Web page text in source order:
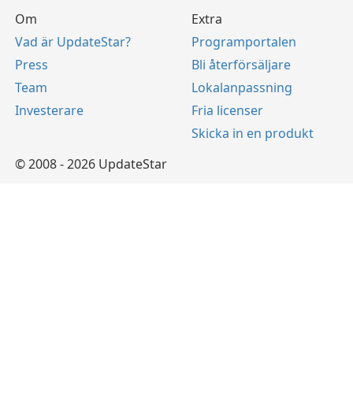
Om
Vad är UpdateStar?
Press
Team
Investerare
Extra
Programportalen
Bli återförsäljare
Lokalanpassning
Fria licenser
Skicka in en produkt
© 2008 - 2026 UpdateStar